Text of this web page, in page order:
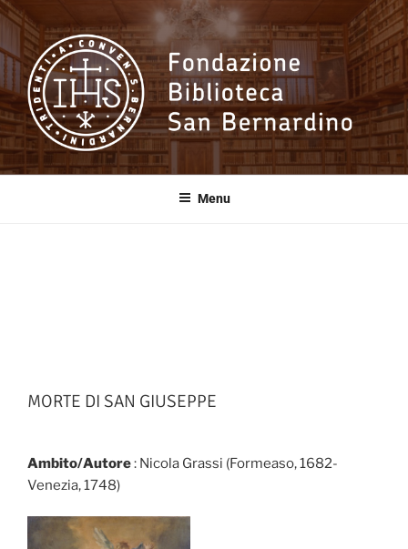
Salta
contenuto
Fondazione
Biblioteca SanMenu
MORTE DI SAN GIUSEPPE
Ambito/Autore: Nicola Grassi (Formeaso, 1682-
Venezia, 1748)